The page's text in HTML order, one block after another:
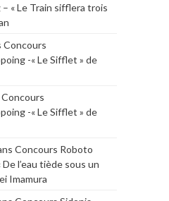
« Le Train sifflera trois
Concours
-« Le Sifflet » de
Concours
-« Le Sifflet » de
Concours Roboto
l’eau tiède sous un
Imamura